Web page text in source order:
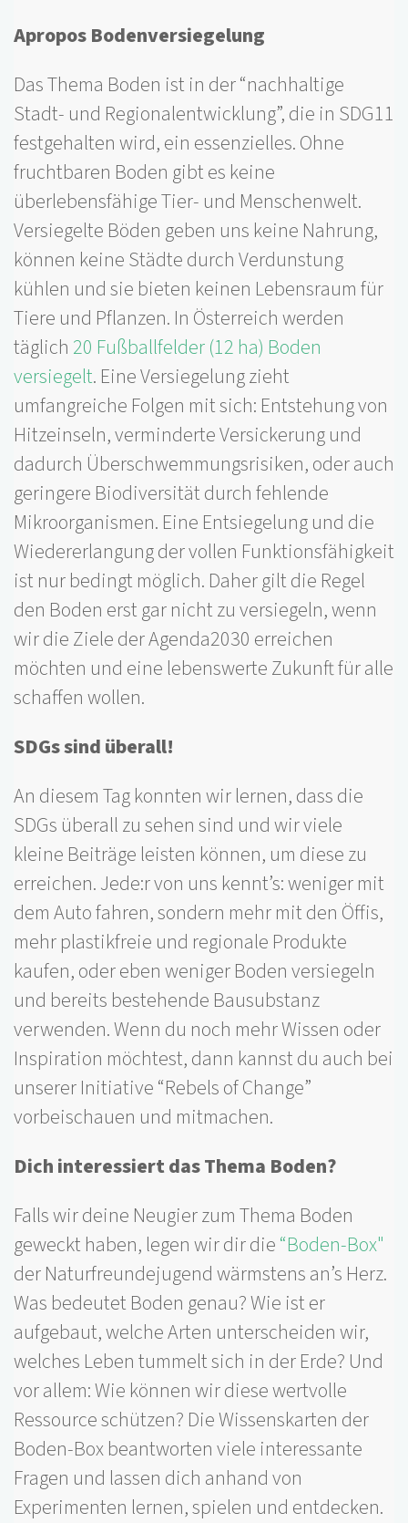
Apropos Bodenversiegelung
Das Thema Boden ist in der “nachhaltige
Stadt- und Regionalentwicklung”, die in SDG11
festgehalten wird, ein essenzielles. Ohne
fruchtbaren Boden gibt es keine
überlebensfähige Tier- und Menschenwelt.
Versiegelte Böden geben uns keine Nahrung,
können keine Städte durch Verdunstung
kühlen und sie bieten keinen Lebensraum für
Tiere und Pflanzen. In Österreich werden
täglich 20 Fußballfelder (12 ha) Boden
versiegelt. Eine Versiegelung zieht
umfangreiche Folgen mit sich: Entstehung von
Hitzeinseln, verminderte Versickerung und
dadurch Überschwemmungsrisiken, oder auch
geringere Biodiversität durch fehlende
Mikroorganismen. Eine Entsiegelung und die
Wiedererlangung der vollen Funktionsfähigkeit
ist nur bedingt möglich. Daher gilt die Regel
den Boden erst gar nicht zu versiegeln, wenn
wir die Ziele der Agenda2030 erreichen
möchten und eine lebenswerte Zukunft für alle
schaffen wollen.
SDGs sind überall!
An diesem Tag konnten wir lernen, dass die
SDGs überall zu sehen sind und wir viele
kleine Beiträge leisten können, um diese zu
erreichen. Jede:r von uns kennt’s: weniger mit
dem Auto fahren, sondern mehr mit den Öffis,
mehr plastikfreie und regionale Produkte
kaufen, oder eben weniger Boden versiegeln
und bereits bestehende Bausubstanz
verwenden. Wenn du noch mehr Wissen oder
Inspiration möchtest, dann kannst du auch bei
unserer Initiative “Rebels of Change”
vorbeischauen und mitmachen.
Dich interessiert das Thema Boden?
Falls wir deine Neugier zum Thema Boden
geweckt haben, legen wir dir die“Boden-Box"
der Naturfreundejugend wärmstens an’s Herz.
Was bedeutet Boden genau? Wie ist er
aufgebaut, welche Arten unterscheiden wir,
welches Leben tummelt sich in der Erde? Und
vor allem: Wie können wir diese wertvolle
Ressource schützen? Die Wissenskarten der
Boden-Box beantworten viele interessante
Fragen und lassen dich anhand von
Experimenten lernen, spielen und entdecken.